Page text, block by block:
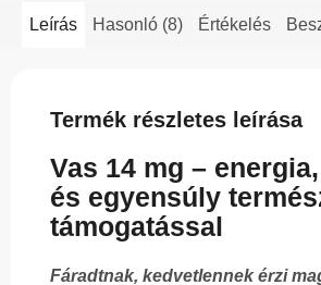
Leírás Hasonló (8) Értékelés
Termék részletes leírása
Vas 14 mg –
és egyensúly
támogatással
Fáradtnak, kedvetlennek érzi